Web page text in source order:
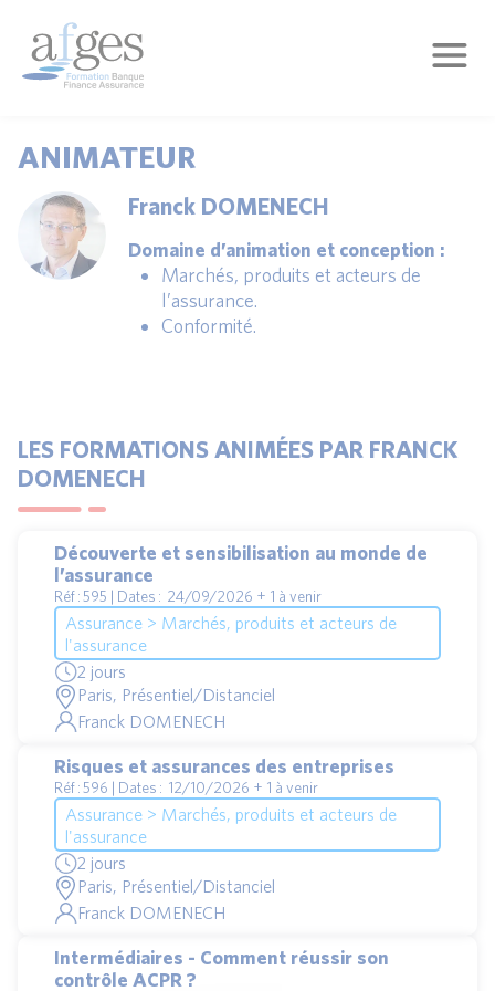
ANIMATEUR
Franck DOMENECH
Domaine d’animation et conception :
Marchés, produits et acteurs de
l’assurance.
Conformité.
LES FORMATIONS ANIMÉES PAR FRANCK
DOMENECH
Découverte et sensibilisation au monde de
l’assurance
Réf : 595 | Dates : 24/09/2026 + 1 à venir
Assurance > Marchés, produits et acteurs de
l'assurance
2 jours
Paris, Présentiel/Distanciel
Franck DOMENECH
Risques et assurances des entreprises
Réf : 596 | Dates : 12/10/2026 + 1 à venir
Assurance > Marchés, produits et acteurs de
l'assurance
2 jours
Paris, Présentiel/Distanciel
Franck DOMENECH
Intermédiaires - Comment réussir son
contrôle ACPR ?